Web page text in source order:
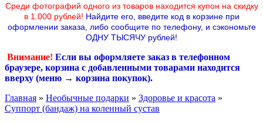
Среди фотографий одного из товаров находится купон на скидку
в 1.000 рублей! Найдите его, введите код в корзине при
оформлении заказа, либо сообщите по телефону, и сэкономьте
ОДНУ ТЫСЯЧУ рублей!
Внимание! Если вы оформляете заказ в телефонном
браузере, корзина с добавленными товарами находится
вверху (меню → корзина покупок).
Главная » Необычные подарки » Здоровье и красота »
Суппорт (бандаж) на коленный сустав